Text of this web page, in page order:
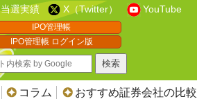
当選実績 X（Twitter） YouTube
IPO管理帳
IPO管理帳 ログイン版
コラム おすすめ証券会社の比較